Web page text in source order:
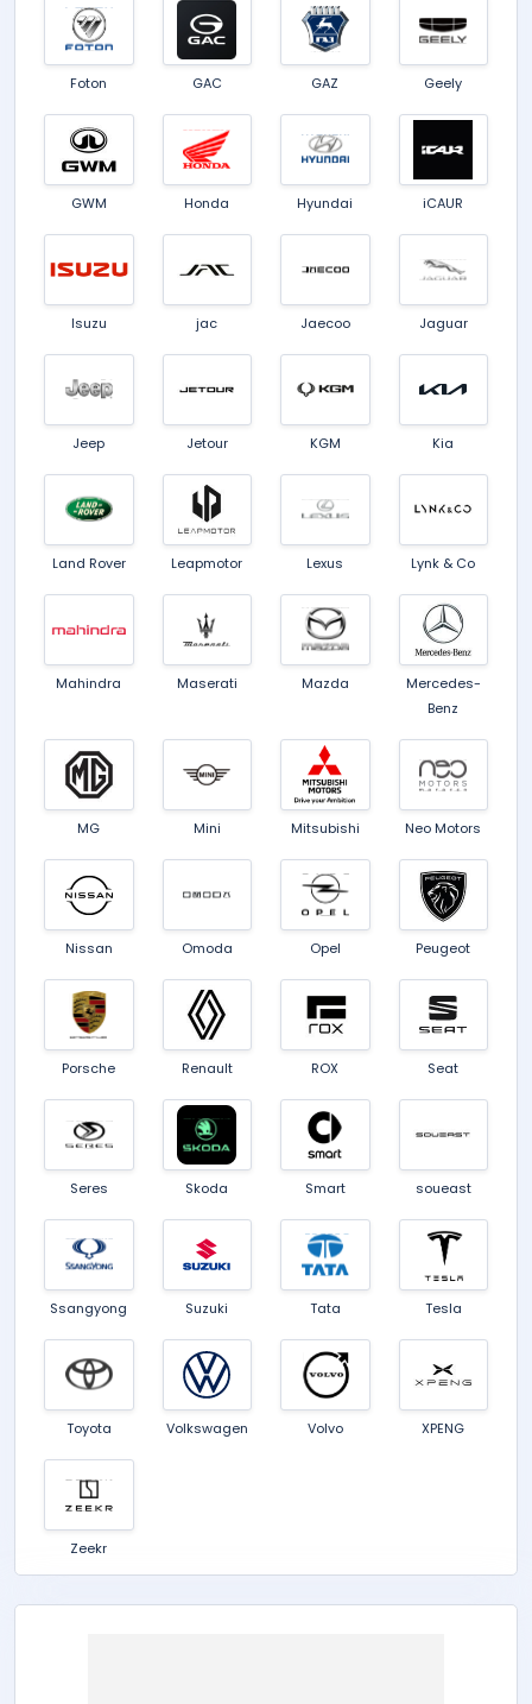
Foton GAC GAZ Geely
GWM Honda Hyundai iCAUR
Isuzu jac Jaecoo Jaguar
Jeep Jetour KGM Kia
Land Rover Leapmotor Lexus Lynk & Co
Mahindra Maserati Mazda
Mercedes-
Benz
MG Mini Mitsubishi Neo Motors
Nissan Omoda Opel Peugeot
Porsche Renault ROX Seat
Seres Skoda Smart soueast
Ssangyong Suzuki Tata Tesla
Toyota Volkswagen Volvo XPENG
Zeekr